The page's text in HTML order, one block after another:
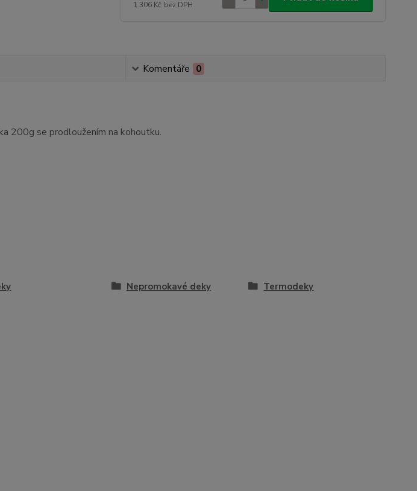
1 306 Kč bez DPH
Komentáře 0
200g se prodloužením na kohoutku.
Nepromokavé deky Termodeky